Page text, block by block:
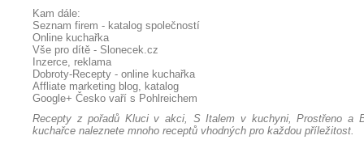
Kam dále:
Seznam firem - katalog společností
Online kuchařka
Vše pro dítě - Slonecek.cz
Inzerce, reklama
Dobroty-Recepty - online kuchařka
Affliate marketing blog, katalog
Google+ Česko vaří s Pohlreichem
Recepty z pořadů Kluci v akci, S Italem v kuchyni, Prostřeno a
kuchařce naleznete mnoho receptů vhodných pro každou příležitost.